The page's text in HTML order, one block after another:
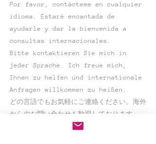
Por favor, contácteme en cualquier
idioma. Estaré encantada de
ayudarle y dar la bienvenida a
consultas internacionales.
Bitte kontaktieren Sie mich in
jeder Sprache. Ich freue mich,
Ihnen zu helfen und internationale
Anfragen willkommen zu heißen.
どの言語でもお気軽にご連絡ください。海外
からのお問い合わせも歓迎しております。
어떤 언어로든 편하게 연락해주세요. 해외